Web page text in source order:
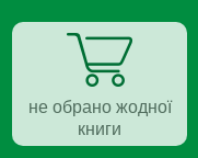
не обрано жодної
книги